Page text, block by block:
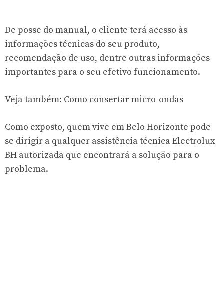
De posse do manual, o cliente terá acesso às
informações técnicas do seu produto,
recomendação de uso, dentre outras informações
importantes para o seu efetivo funcionamento.
Veja também: Como consertar micro-ondas
Como exposto, quem vive em Belo Horizonte pode
se dirigir a qualquer assistência técnica Electrolux
BH autorizada que encontrará a solução para o
problema.